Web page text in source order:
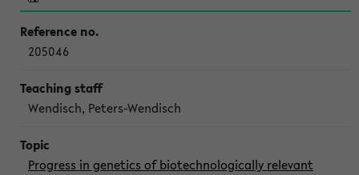
205046
Wendisch, Peters-Wendisch
Progress in genetics of biotechnologically relevant